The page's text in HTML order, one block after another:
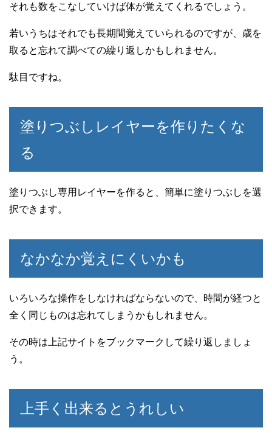
それも数をこなしていけば体が覚えてくれるでしょう。
若いうちはそれでも長期間覚えていられるのですが、歳を
取ると忘れて調べての繰り返しかもしれません。
駄目ですね。
塗りつぶしレイヤーを作りたくな
る
塗りつぶし専用レイヤーを作ると、簡単に塗りつぶしを選
択できます。
なかなか覚えにくいかも
いろいろな操作をしなければならないので、時間が経つと
全く同じものは忘れてしまうかもしれません。
その時は上記サイトをブックマークして繰り返しましょ
う。
上手く出来るとうれしい